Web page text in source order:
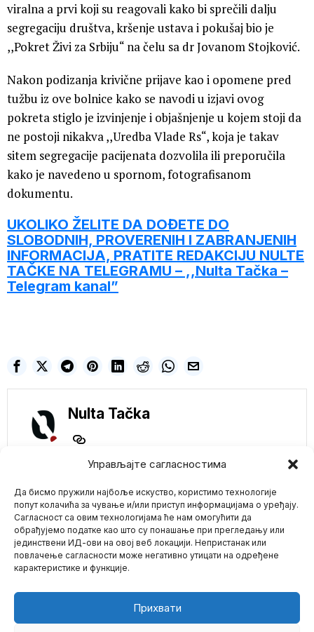
Управљајте сагласностима
Да бисмо пружили најбоље искуство, користимо технологије
попут колачића за чување и/или приступ информацијама о уређају.
Сагласност са овим технологијама ће нам омогућити да
обрађујемо податке као што су понашање при прегледању или
јединствени ИД-ови на овој веб локацији. Непристанак или
повлачење сагласности може негативно утицати на одређене
карактеристике и функције.
Прихвати
viralna a prvi koji su reagovali kako bi sprečili dalju
segregaciju društva, kršenje ustava i pokušaj bio je
,,Pokret Živi za Srbiju“ na čelu sa dr Jovanom Stojković.
Nakon podizanja krivične prijave kao i opomene pred
tužbu iz ove bolnice kako se navodi u izjavi ovog
pokreta stiglo je izvinjenje i objašnjenje u kojem stoji da
ne postoji nikakva ,,Uredba Vlade Rs“, koja je takav
sitem segregacije pacijenata dozvolila ili preporučila
kako je navedeno u spornom, fotografisanom
dokumentu.
UKOLIKO ŽELITE DA DOĐETE DO
SLOBODNIH, PROVERENIH I ZABRANJENIH
INFORMACIJA, PRATITE REDAKCIJU NULTE
TAČKE NA TELEGRAMU – ,,Nulta Tačka –
Telegram kanal”
Nulta Tačka
Mario zna Youtube
NE PROPUSTITE
Britanija pokušava da
od sezonskog gripa
stvori histeriju kao sa
kovidom
Velika Britanija želi da
sezonski grip pretvori u
Glavna bitka za NOVI
SVETSKI POREDAK
vodi se na